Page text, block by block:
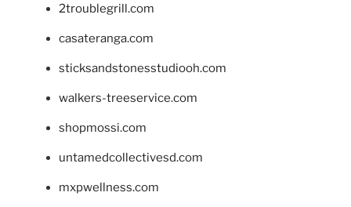
2troublegrill.com
casateranga.com
sticksandstonesstudiooh.com
walkers-treeservice.com
shopmossi.com
untamedcollectivesd.com
mxpwellness.com